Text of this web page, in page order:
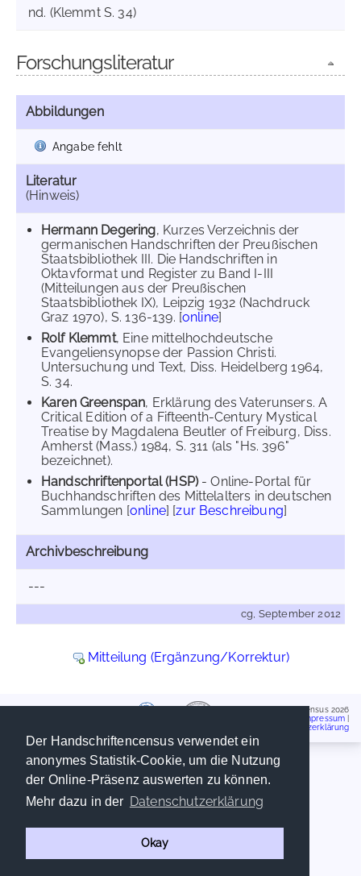
Der Handschriftencensus verwendet ein
anonymes Statistik-Cookie, um die Nutzung
der Online-Präsenz auswerten zu können.
Mehr dazu in der Datenschutzerklärung
Okay
nd. (Klemmt S. 34)
Forschungsliteratur
Abbildungen
Angabe fehlt
Literatur
(Hinweis)
Hermann Degering, Kurzes Verzeichnis der
germanischen Handschriften der Preußischen
Staatsbibliothek III. Die Handschriften in
Oktavformat und Register zu Band I-III
(Mitteilungen aus der Preußischen
Staatsbibliothek IX), Leipzig 1932 (Nachdruck
Graz 1970), S. 136-139. [online]
Rolf Klemmt, Eine mittelhochdeutsche
Evangeliensynopse der Passion Christi.
Untersuchung und Text, Diss. Heidelberg 1964,
S. 34.
Karen Greenspan, Erklärung des Vaterunsers. A
Critical Edition of a Fifteenth-Century Mystical
Treatise by Magdalena Beutler of Freiburg, Diss.
Amherst (Mass.) 1984, S. 311 (als "Hs. 396"
bezeichnet).
Handschriftenportal (HSP)- Online-Portal für
Buchhandschriften des Mittelalters in deutschen
Sammlungen [online] [zur Beschreibung]
Archivbeschreibung
---
cg, September 2012
Mitteilung (Ergänzung/Korrektur)
Handschriftencensus 2026
Impressum
Datenschutzerklärung